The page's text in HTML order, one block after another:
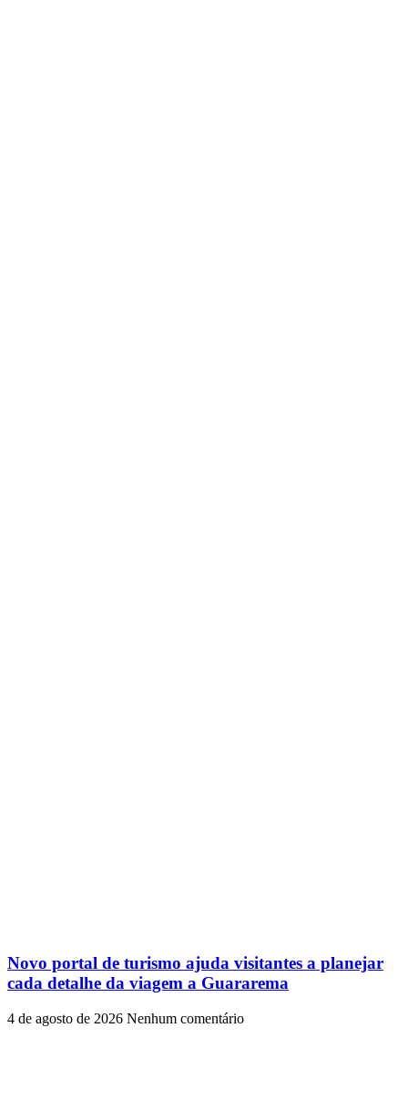
Novo portal de turismo ajuda visitantes a planejar
cada detalhe da viagem a Guararema
4 de agosto de 2026 Nenhum comentário